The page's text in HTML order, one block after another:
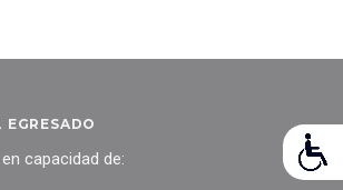
EGRESADO
capacidad de: